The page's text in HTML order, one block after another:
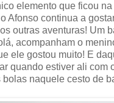
elemento que ficou
Afonso continua a
outras aventuras! Um
acompanham o
ele gostou muito! E
quando estiver ali com
bolas naquele cesto de